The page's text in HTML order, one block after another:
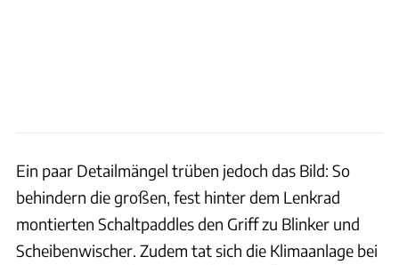
Ein paar Detailmängel trüben jedoch das Bild: So
behindern die großen, fest hinter dem Lenkrad
montierten Schaltpaddles den Griff zu Blinker und
Scheibenwischer. Zudem tat sich die Klimaanlage bei